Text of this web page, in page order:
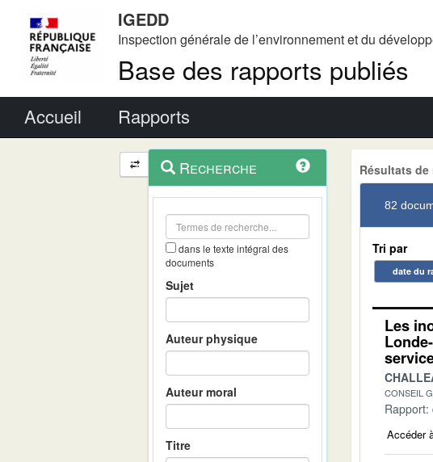
IGEDD
Inspection générale de l’environnement et du
Base des rapports publiés
Accueil Rapports
Navigation
et
outils
contextuel
Recherche
dans le texte intégral des
documents
Sujet
Auteur physique
Auteur moral
Titre
Résultats de
82
Tri par
date du
Les
CONSEIL
Rapport:
Accéder